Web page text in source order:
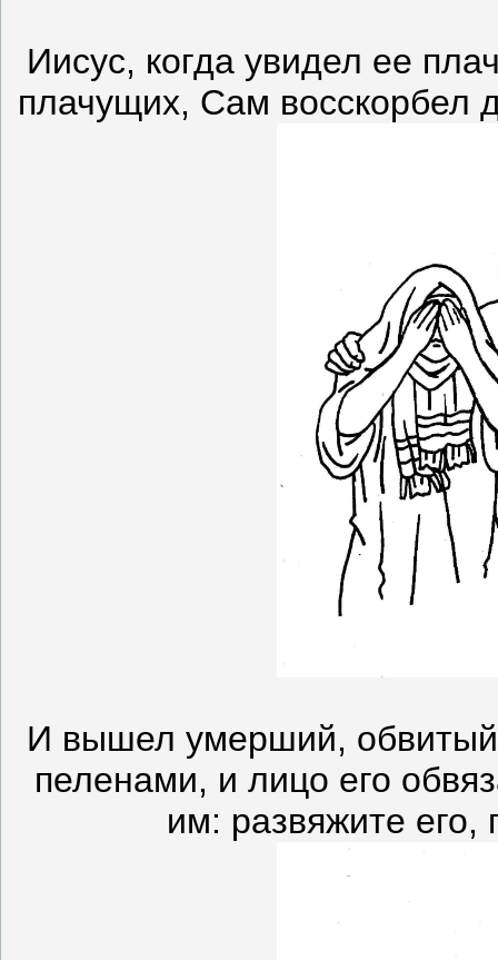
Иисус, когда увидел ее
плачущих, Сам восскорбел
И вышел умерший, обвитый
пеленами, и лицо его
им: развяжите его,